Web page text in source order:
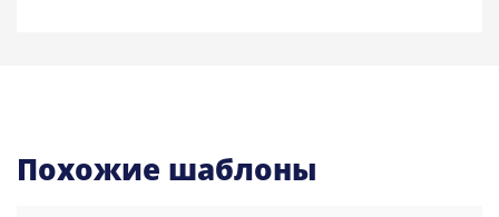
Похожие шаблоны